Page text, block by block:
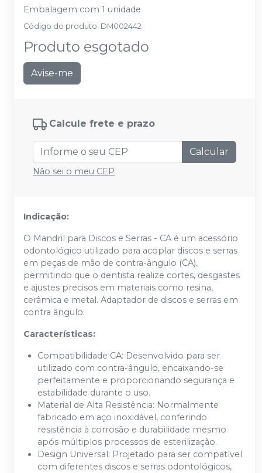
Embalagem com 1 unidade
Código do produto: DM002442
Produto esgotado
Avise-me
Calcule frete e prazo
Calcular
Não sei o meu CEP
Indicação:
O Mandril para Discos e Serras - CA é um acessório
odontológico utilizado para acoplar discos e serras
em peças de mão de contra-ângulo (CA),
permitindo que o dentista realize cortes, desgastes
e ajustes precisos em materiais como resina,
cerâmica e metal. Adaptador de discos e serras em
contra ângulo.
Características:
Compatibilidade CA: Desenvolvido para ser
utilizado com contra-ângulo, encaixando-se
perfeitamente e proporcionando segurança e
estabilidade durante o uso.
Material de Alta Resistência: Normalmente
fabricado em aço inoxidável, conferindo
resistência à corrosão e durabilidade mesmo
após múltiplos processos de esterilização.
Design Universal: Projetado para ser compatível
com diferentes discos e serras odontológicos,